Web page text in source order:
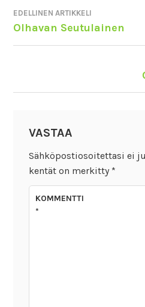
ARTIKKELIEN
SELAUS
EDELLINEN ARTIKKELI
Olhavan Seutulainen
VASTAA
Sähköpostiosoitettasi ei
kentät on merkitty *
KOMMENTTI
*